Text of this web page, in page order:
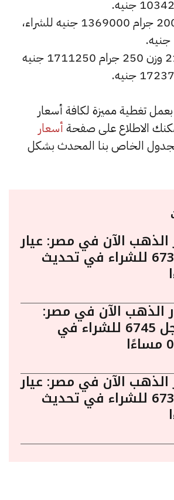
سعر عيار 21 وزن 200 جرام 1369000 جنيه للشراء،
سعر الذهب عيار 21 وزن 250 جرام 1711250 جنيه
نقوم في مصر 365 بعمل تغطية مميزة لكافة أسعار
الاطلاع على صفحة أسعار
الخاص بنا المحدث بشكل
الذهب الآن في مصر: عيار
24 يسجل 6730 للشراء في تحديث
الذهب الآن في مصر:
عيار 24 يسجل 6745 للشراء في
الذهب الآن في مصر: عيار
24 يسجل 6735 للشراء في تحديث